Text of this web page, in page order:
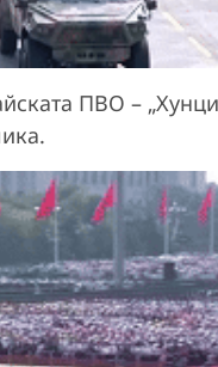
ПВО –